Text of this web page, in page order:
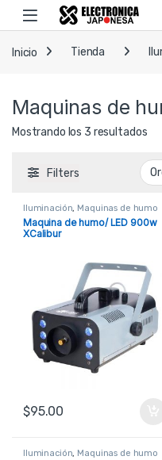
Skip to navigation
Skip to content
Open
Inicio Tienda
Maquinas de
Mostrando los 3 resultados
Filters
Iluminación, Maquinas de humo
Maquina de humo/ LED 900w
XCalibur
$95.00
Iluminación, Maquinas de humo